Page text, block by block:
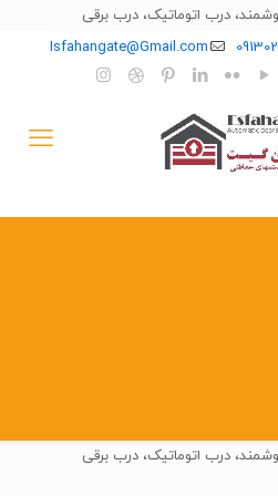
درب اتوماتیک، درب برقی
Isfahangate@Gmail.com
درب اتوماتیک، درب برقی